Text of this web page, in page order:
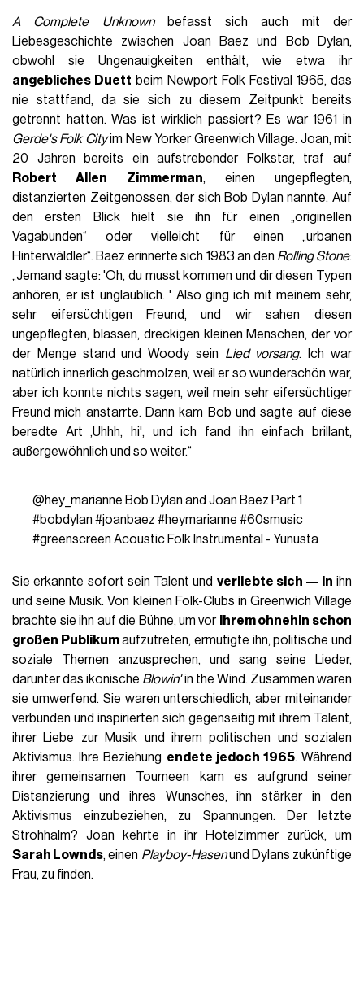
A Complete Unknownbefasst sich auch mit der
Liebesgeschichte zwischen Joan Baez und Bob Dylan,
obwohl sie Ungenauigkeiten enthält, wie etwa ihr
angebliches Duett beim Newport Folk Festival 1965, das
nie stattfand, da sie sich zu diesem Zeitpunkt bereits
getrennt hatten. Was ist wirklich passiert? Es war 1961 in
Gerde's Folk Cityim New Yorker Greenwich Village. Joan, mit
20 Jahren bereits ein aufstrebender Folkstar, traf auf
Robert Allen Zimmerman, einen ungepflegten,
distanzierten Zeitgenossen, der sich Bob Dylan nannte. Auf
den ersten Blick hielt sie ihn für einen „originellen
Vagabunden“ oder vielleicht für einen „urbanen
Hinterwäldler“. Baez erinnerte sich 1983 an den Rolling Stone:
„Jemand sagte: 'Oh, du musst kommen und dir diesen Typen
anhören, er ist unglaublich. ' Also ging ich mit meinem sehr,
sehr eifersüchtigen Freund, und wir sahen diesen
ungepflegten, blassen, dreckigen kleinen Menschen, der vor
der Menge stand und Woody sein Lied vorsang. Ich war
natürlich innerlich geschmolzen, weil er so wunderschön war,
aber ich konnte nichts sagen, weil mein sehr eifersüchtiger
Freund mich anstarrte. Dann kam Bob und sagte auf diese
beredte Art ‚Uhhh, hi', und ich fand ihn einfach brillant,
außergewöhnlich und so weiter.“
@hey_marianne Bob Dylan and Joan Baez Part 1
#bobdylan #joanbaez #heymarianne #60smusic
#greenscreen Acoustic Folk Instrumental - Yunusta
Sie erkannte sofort sein Talent und verliebte sich — in ihn
und seine Musik. Von kleinen Folk-Clubs in Greenwich Village
brachte sie ihn auf die Bühne, um vor ihrem ohnehin schon
großen Publikumaufzutreten, ermutigte ihn, politische und
soziale Themen anzusprechen, und sang seine Lieder,
darunter das ikonische Blowin'in the Wind. Zusammen waren
sie umwerfend. Sie waren unterschiedlich, aber miteinander
verbunden und inspirierten sich gegenseitig mit ihrem Talent,
ihrer Liebe zur Musik und ihrem politischen und sozialen
Aktivismus. Ihre Beziehung endete jedoch 1965. Während
ihrer gemeinsamen Tourneen kam es aufgrund seiner
Distanzierung und ihres Wunsches, ihn stärker in den
Aktivismus einzubeziehen, zu Spannungen. Der letzte
Strohhalm? Joan kehrte in ihr Hotelzimmer zurück, um
Sarah Lownds, einen Playboy-Hasenund Dylans zukünftige
Frau, zu finden.